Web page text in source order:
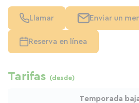
Llamar Enviar un
Reserva en línea
Tarifas (desde)
Temporada